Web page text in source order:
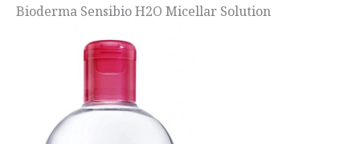
Bioderma Sensibio H2O Micellar Solution